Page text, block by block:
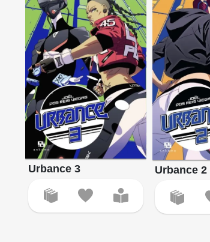
Urbance 3 Urbance 2